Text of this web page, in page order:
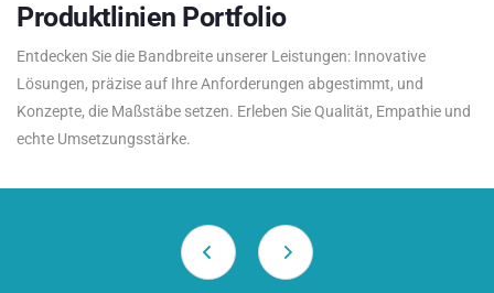
Produktlinien Portfolio
Entdecken Sie die Bandbreite unserer Leistungen: Innovative
Lösungen, präzise auf Ihre Anforderungen abgestimmt, und
Konzepte, die Maßstäbe setzen. Erleben Sie Qualität, Empathie und
echte Umsetzungsstärke.